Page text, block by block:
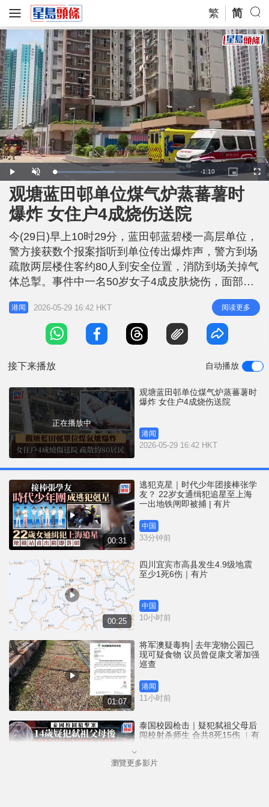
繁 简
P
l
a
y
U
n
m
u
t
e
L
o
a
d
e
d
:
4
4
5
9
%
R
e
n
i
e
-1:10
P
i
c
t
u
-
P
c
u
r
e
F
u
观塘蓝田邨单位煤气炉蒸蕃薯时
爆炸 女住户4成烧伤送院
今(29日)早上10时29分，蓝田邨蓝碧楼一高层单位，
警方接获数个报案指听到单位传出爆炸声，警方到场
疏散两层楼住客约80人到安全位置，消防到场关掉气
体总掣。事件中一名50岁女子4成皮肤烧伤，面部及
双手等多处贴上敷料，被送往伊利沙伯医院治理，初
步怀疑煤气炉爆炸。 据了解，肇事单位为25楼某住
宅，女事主在厨房开煤气炉蒸蕃薯期间，约十几分钟
后，她嗅到煤气气味，上去意图关闭煤气掣时突然爆
港闻 2026-05-29 16:42 HKT 阅读更多
接下来播放 自动播放
正在播放中
观塘蓝田邨单位煤气炉蒸蕃薯时
爆炸 女住户4成烧伤送院
港闻
2026-05-29 16:42 HKT
00:31
逃犯克星｜时代少年团接棒张学
友？ 22岁女通缉犯追星至上海
一出地铁闸即被捕 | 有片
中国
33分钟前
00:25
四川宜宾市高县发生4.9级地震
至少1死6伤｜有片
中国
10小时前
01:07
将军澳疑毒狗│去年宠物公园已
现可疑食物 议员曾促康文署加强
巡查
港闻
11小时前
泰国校园枪击｜疑犯弑祖父母后
闯校射杀师生 合共8死15伤 ︱有
国际
瀏覽更多影片